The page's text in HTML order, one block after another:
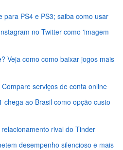
para PS4 e PS3; saiba como usar
no Twitter como 'imagem
Veja como como baixar jogos mais
serviços de conta online
chega ao Brasil como opção custo-
rival do Tinder
desempenho silencioso e mais